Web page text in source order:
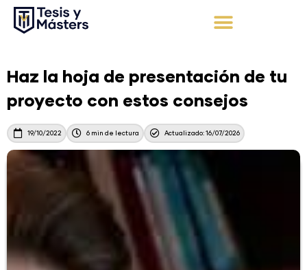
Haz la hoja de presentación de tu
proyecto con estos consejos
19/10/2022 6 min de lectura Actualizado: 16/07/2026